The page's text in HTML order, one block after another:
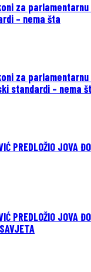
za
– nema šta
za
standardi – nema
PREDLOŽIO JOVA
PREDLOŽIO JOVA